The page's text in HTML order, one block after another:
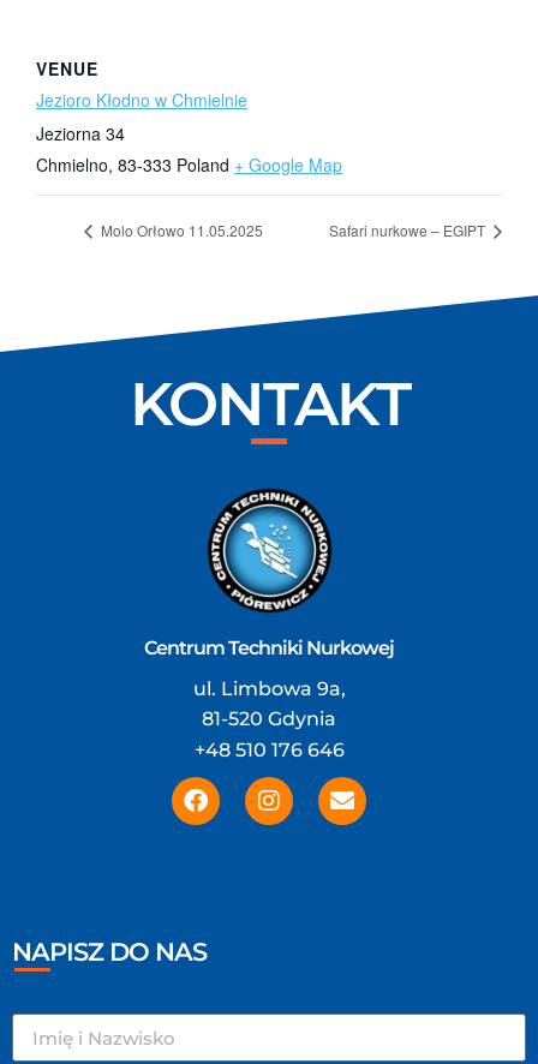
VENUE
Jezioro Kłodno w Chmielnie
Jeziorna 34
Chmielno, 83-333 Poland + Google Map
Molo Orłowo 11.05.2025 Safari nurkowe – EGIPT
KONTAKT
Centrum Techniki Nurkowej
ul. Limbowa 9a,
81-520 Gdynia
+48 510 176 646
NAPISZ DO NAS